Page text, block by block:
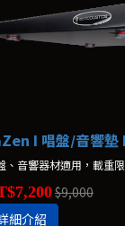
I 唱盤/音響
、音響器材適用，載重
$9,000
細介紹